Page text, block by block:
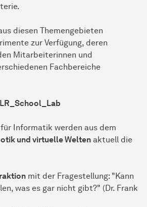
diesen Themengebieten
zur Verfügung, deren
Mitarbeiterinnen und
Fachbereiche
Informatik werden aus dem
und virtuelle Welten aktuell die
mit der Fragestellung: "Kann
was es gar nicht gibt?" (Dr. Frank